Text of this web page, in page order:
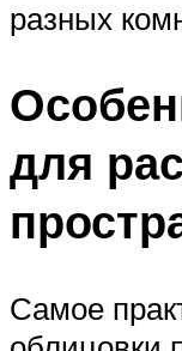
разных
для
Самое